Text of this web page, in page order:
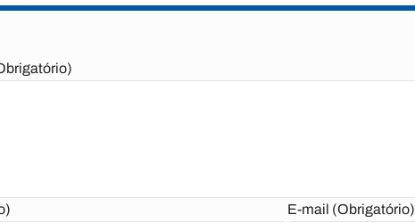
E-mail (Obrigatório)